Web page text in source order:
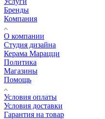
Бренды
Компания
О компании
Студия дизайна
Керама Марацци
Политика
Магазины
Помощь
Условия оплаты
Условия доставки
Гарантия на товар